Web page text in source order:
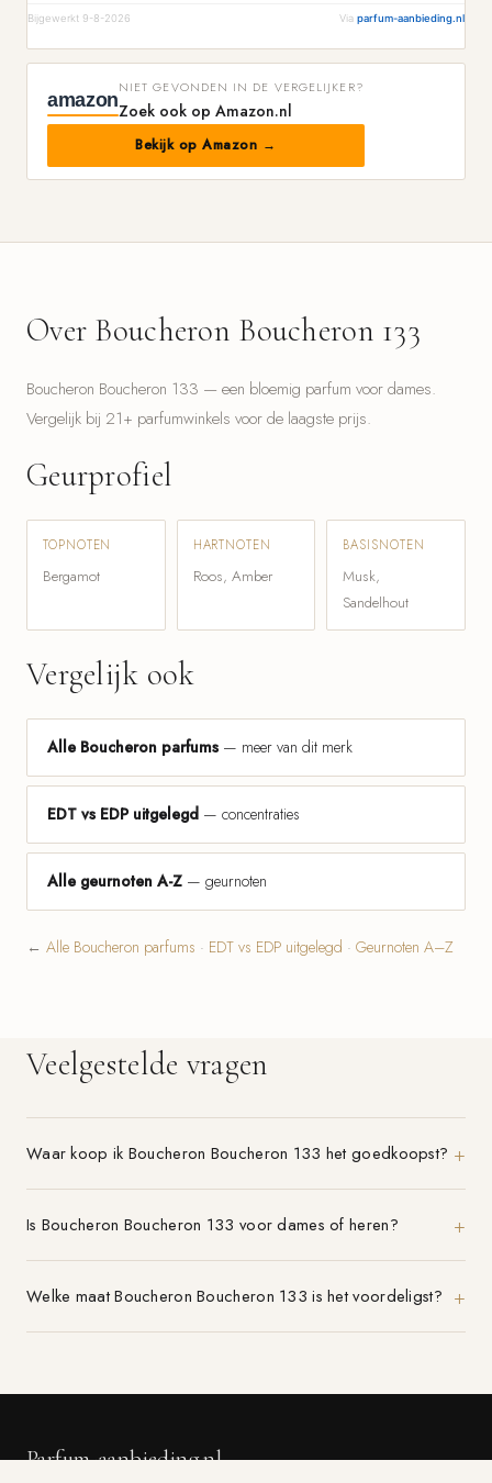
Bijgewerkt 9-8-2026 Via parfum-aanbieding.nl
amazon
NIET GEVONDEN IN DE VERGELIJKER?
Zoek ook op Amazon.nl
Bekijk op Amazon →
Over Boucheron Boucheron 133
Boucheron Boucheron 133 — een bloemig parfum voor dames.
Vergelijk bij 21+ parfumwinkels voor de laagste prijs.
Geurprofiel
TOPNOTEN
Bergamot
HARTNOTEN
Roos, Amber
BASISNOTEN
Musk,
Sandelhout
Vergelijk ook
Alle Boucheron parfums — meer van dit merk
EDT vs EDP uitgelegd — concentraties
Alle geurnoten A-Z — geurnoten
← Alle Boucheron parfums · EDT vs EDP uitgelegd · Geurnoten A–Z
Veelgestelde vragen
Waar koop ik Boucheron Boucheron 133 het goedkoopst?
Is Boucheron Boucheron 133 voor dames of heren?
Welke maat Boucheron Boucheron 133 is het voordeligst?
Parfum-aanbieding.nl